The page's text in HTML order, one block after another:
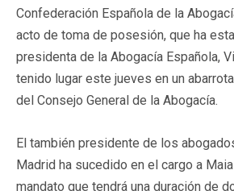
Confederación Española de la
acto de toma de posesión, que ha
presidenta de la Abogacía Española,
tenido lugar este jueves en un
del Consejo General de la Abogacía.
El también presidente de los
Madrid ha sucedido en el cargo a Maia
mandato que tendrá una duración de